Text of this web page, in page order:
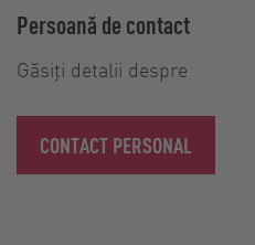
Persoană de contact
Găsiți detalii despre
CONTACT PERSONAL